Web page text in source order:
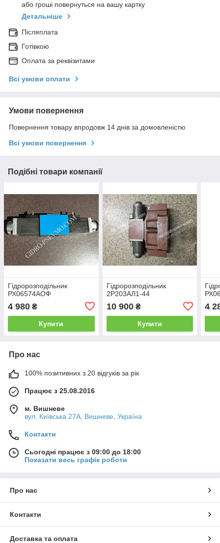
або гроші повернуться на вашу картку
Детальніше
Післяплата
Готівкою
Оплата за реквізитами
Всі умови оплати
Умови повернення
Повернення товару впродовж 14 днів за домовленістю
Всі умови повернення
Подібні товари компанії
Гідророзподільник
РХ06574АОФ
4 980 ₴
Купити
Гідророзподільник
2Р203АЛ1-44
10 900₴
Купити
4
Про нас
100% позитивних з 20 відгуків за рік
Працює з 25.08.2016
м. Вишневе
вул. Київська 27А, Вишневе, Україна
Контакти
Сьогодні працює з 09:00 до 18:00
Показати весь графік роботи
Про нас
Контакти
Доставка та оплата